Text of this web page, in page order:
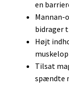
en
Mannan-
bidrager
Højt
Tilsat
spændte